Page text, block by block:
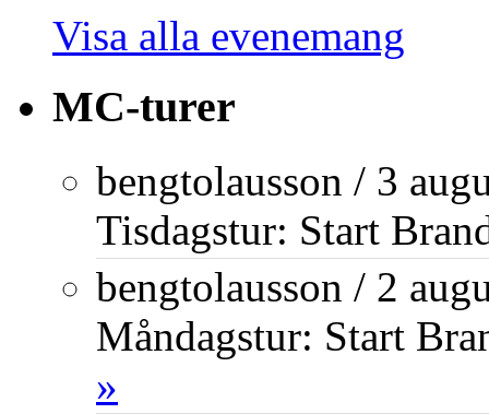
Visa alla evenemang
MC-turer
bengtolausson / 3
Tisdagstur: Start
bengtolausson / 2
Måndagstur: Start
»